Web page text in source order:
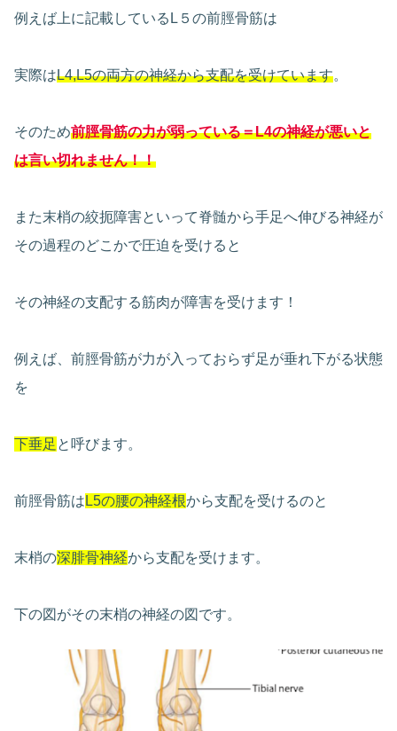
例えば上に記載しているL５の前脛骨筋は
実際はL4,L5の両方の神経から支配を受けています。
そのため前脛骨筋の力が弱っている＝L4の神経が悪いと
は言い切れません！！
また末梢の絞扼障害といって脊髄から手足へ伸びる神経が
その過程のどこかで圧迫を受けると
その神経の支配する筋肉が障害を受けます！
例えば、前脛骨筋が力が入っておらず足が垂れ下がる状態
を
下垂足 と呼びます。
前脛骨筋はL5の腰の神経根から支配を受けるのと
末梢の深腓骨神経から支配を受けます。
下の図がその末梢の神経の図です。